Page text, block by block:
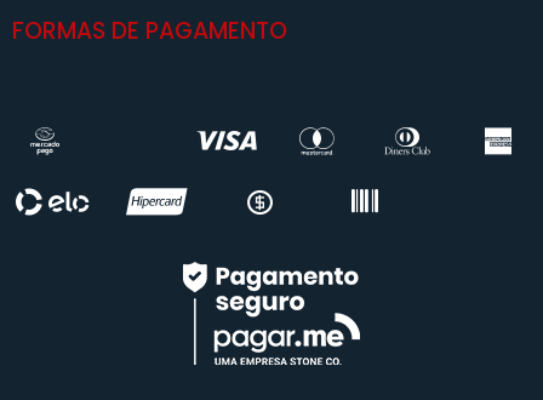
FORMAS DE PAGAMENTO